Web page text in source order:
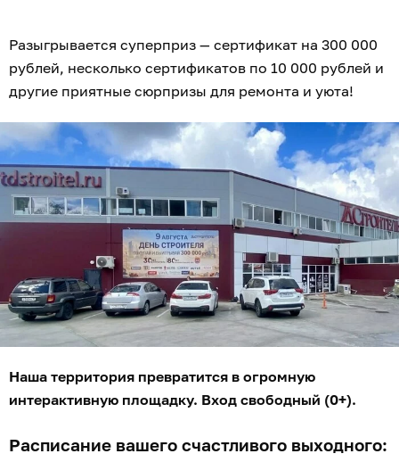
Разыгрывается суперприз — сертификат на 300 000
рублей, несколько сертификатов по 10 000 рублей и
другие приятные сюрпризы для ремонта и уюта!
Наша территория превратится в огромную
интерактивную площадку. Вход свободный (0+).
Расписание вашего счастливого выходного: